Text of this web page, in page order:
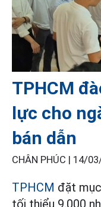
TPHCM
lực cho
bán dẫn
CHÂN PHÚC | 14/
TPHCM đặt
tối thiểu 9.000